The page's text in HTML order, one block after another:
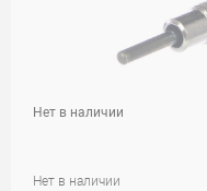
Нет в наличии
Нет в наличии